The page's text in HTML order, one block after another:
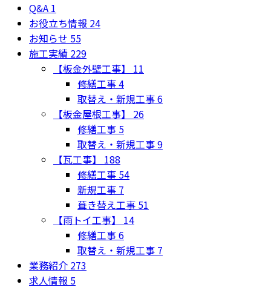
Q&A 1
お役立ち情報 24
お知らせ 55
施工実績 229
【板金外壁工事】 11
修繕工事4
取替え・新規工事6
【板金屋根工事】 26
修繕工事 5
取替え・新規工事9
【瓦工事】 188
修繕工事 54
新規工事 7
葺き替え工事 51
【雨トイ工事】 14
修繕工事6
取替え・新規工事 7
業務紹介 273
求人情報 5